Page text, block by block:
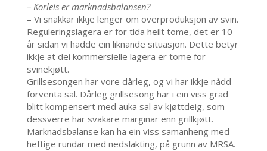
– Korleis er marknadsbalansen?
– Vi snakkar ikkje lenger om overproduksjon av svin.
Reguleringslagera er for tida heilt tome, det er 10
år sidan vi hadde ein liknande situasjon. Dette betyr
ikkje at dei kommersielle lagera er tome for
svinekjøtt.
Grillsesongen har vore dårleg, og vi har ikkje nådd
forventa sal. Dårleg grillsesong har i ein viss grad
blitt kompensert med auka sal av kjøttdeig, som
dessverre har svakare marginar enn grillkjøtt.
Marknadsbalanse kan ha ein viss samanheng med
heftige rundar med nedslakting, på grunn av MRSA.